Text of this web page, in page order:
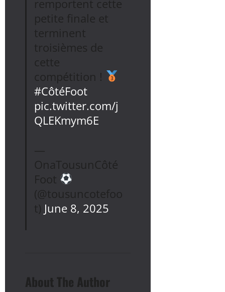
remportent cette
petite finale et
terminent
troisièmes de
cette
compétition !
#CôtéFoot
pic.twitter.com/j
QLEKmym6E
—
OnaTousunCôté
Foot
(@tousuncotefoo
t) June 8, 2025
About The Author